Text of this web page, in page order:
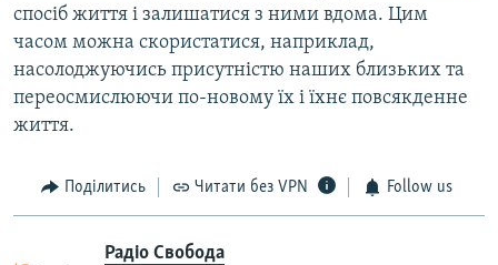
спосіб життя і залишатися з ними вдома. Цим
часом можна скористатися, наприклад,
насолоджуючись присутністю наших близьких та
переосмислюючи по-новому їх і їхнє повсякденне
життя.
Поділитись Читати без VPN Follow us
Радіо Свобода